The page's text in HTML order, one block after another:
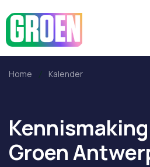
Home Kalender
Groen